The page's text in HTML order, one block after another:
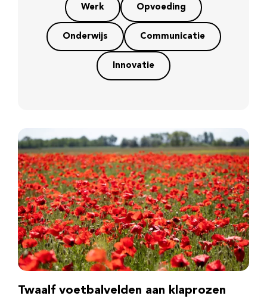
Werk Opvoeding
Onderwijs Communicatie
Innovatie
Twaalf voetbalvelden aan klaprozen